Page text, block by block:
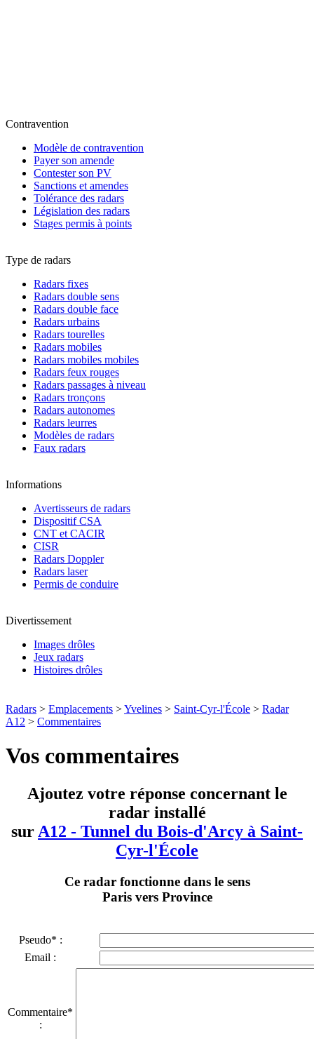
Contravention
Modèle de contravention
Payer son amende
Contester son PV
Sanctions et amendes
Tolérance des radars
Législation des radars
Stages permis à points
Type de radars
Radars fixes
Radars double sens
Radars double face
Radars urbains
Radars tourelles
Radars mobiles
Radars mobiles mobiles
Radars feux rouges
Radars passages à niveau
Radars tronçons
Radars autonomes
Radars leurres
Modèles de radars
Faux radars
Informations
Avertisseurs de radars
Dispositif CSA
CNT et CACIR
CISR
Radars Doppler
Radars laser
Permis de conduire
Divertissement
Images drôles
Jeux radars
Histoires drôles
Radars > Emplacements >Yvelines > Saint-Cyr-l'École > Radar
A12 > Commentaires
Vos commentaires
Ajoutez votre réponse concernant le
radar installé
sur A12 - Tunnel du Bois-d'Arcy à Saint-
Cyr-l'École
Ce radar fonctionne dans le sens
Paris vers Province
Pseudo* :
Email :
Commentaire*
: